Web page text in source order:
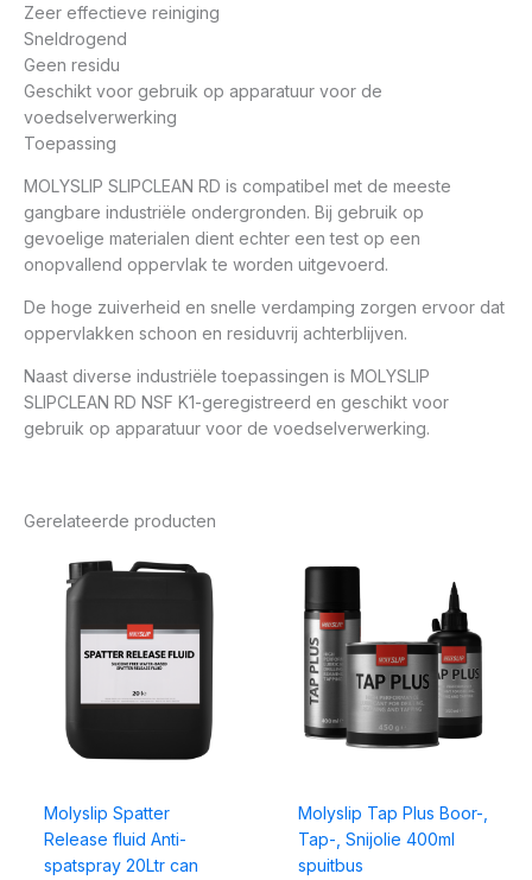
Zeer effectieve reiniging
Sneldrogend
Geen residu
Geschikt voor gebruik op apparatuur voor de
voedselverwerking
Toepassing
MOLYSLIP SLIPCLEAN RD is compatibel met de meeste
gangbare industriële ondergronden. Bij gebruik op
gevoelige materialen dient echter een test op een
onopvallend oppervlak te worden uitgevoerd.
De hoge zuiverheid en snelle verdamping zorgen ervoor dat
oppervlakken schoon en residuvrij achterblijven.
Naast diverse industriële toepassingen is MOLYSLIP
SLIPCLEAN RD NSF K1-geregistreerd en geschikt voor
gebruik op apparatuur voor de voedselverwerking.
Gerelateerde producten
Molyslip Spatter
Release fluid Anti-
spatspray 20Ltr can
Molyslip Tap Plus Boor-,
Tap-, Snijolie 400ml
spuitbus